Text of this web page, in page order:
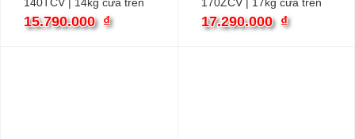
inverter
15.790.000 ₫
inverter
17.290.000 ₫